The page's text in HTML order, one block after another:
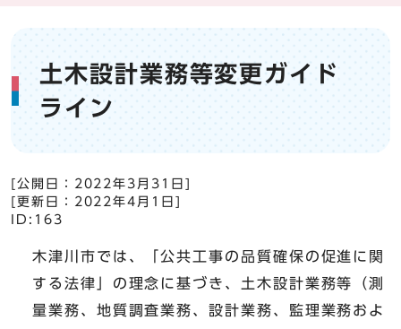
土木設計業務等変更ガイド
ライン
[公開日： 2022年3月31日
[更新日： 2022年4月1日
ID:163
木津川市では、「公共工事の品質確保の促進に関
する法律」の理念に基づき、土木設計業務等（測
量業務、地質調査業務、設計業務、監理業務およ